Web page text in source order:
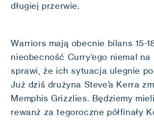
długiej przerwie.
Warriors mają obecnie bilans 15-
nieobecność Curry’ego niemal na
sprawi, że ich sytuacja ulegnie
Już dziś drużyna Steve’a Kerra
Memphis Grizzlies. Będziemy
rewanż za tegoroczne półfinały